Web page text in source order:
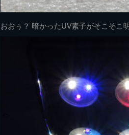
おおぅ？ 暗かったUV素子がそこそこ